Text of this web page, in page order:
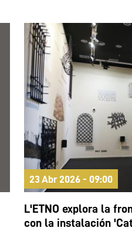
23 Abr 2026 - 09:00
L'ETNO explora la
con la instalación